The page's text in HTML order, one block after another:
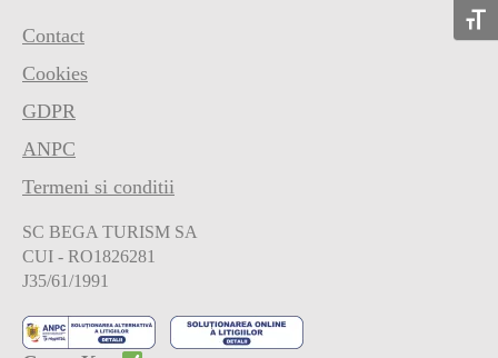
Contact
Cookies
GDPR
ANPC
Termeni si conditii
SC BEGA TURISM SA
CUI - RO1826281
J35/61/1991